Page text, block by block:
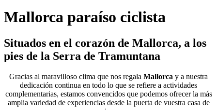
Mallorca paraíso ciclista
Situados en el corazón de Mallorca, a los
pies de la Serra de Tramuntana
Gracias al maravilloso clima que nos regala Mallorca y a nuestra
dedicación continua en todo lo que se refiere a actividades
complementarias, estamos convencidos que podemos ofrecer la más
amplia variedad de experiencias desde la puerta de vuestra casa de